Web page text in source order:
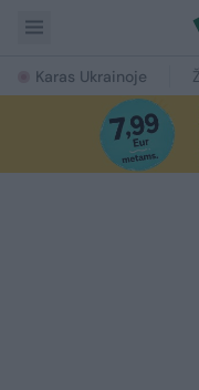
Karas Ukrainoje